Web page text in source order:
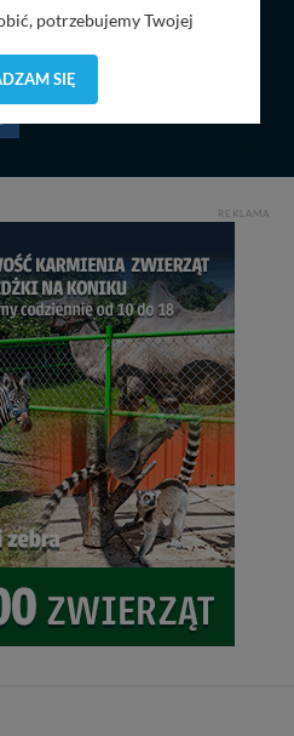
REKLAMA
potrzebujemy Twojej
Twoje dane (w tym
w celu usprawnienia
logowania, itp).
swoją zgodę. Więcej
Polityce Prywatności.
PRZEJDŹ DO SERWISU
Twoich danych.
oraz nie udostępnia
oraz osobom
gdy przekazanie
usługi (przekazanie
przekazanie danych
typu: nocleg, czartery,
i funkcjonalności
.
danych jest: Agencja
Borkowska, z siedzibą ul.
SIĘ